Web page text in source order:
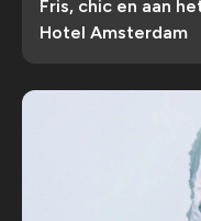
Fris, chic en aan
Hotel Amsterdam